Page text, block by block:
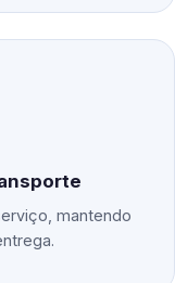
mantendo